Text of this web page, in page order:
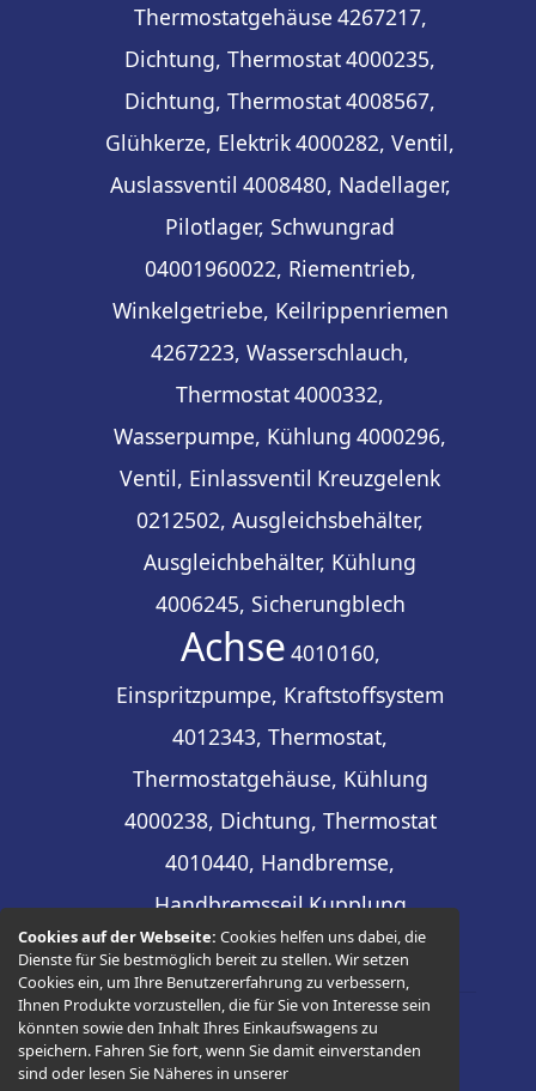
Cookies auf der Webseite:Cookies helfen uns dabei, die
Dienste für Sie bestmöglich bereit zu stellen. Wir setzen
Cookies ein, um Ihre Benutzererfahrung zu verbessern,
Ihnen Produkte vorzustellen, die für Sie von Interesse sein
könnten sowie den Inhalt Ihres Einkaufswagens zu
speichern. Fahren Sie fort, wenn Sie damit einverstanden
sind oder lesen Sie Näheres in unserer
Thermostatgehäuse 4267217,
Dichtung, Thermostat4000235,
Dichtung, Thermostat4008567,
Glühkerze, Elektrik4000282, Ventil,
Auslassventil 4008480, Nadellager,
Pilotlager, Schwungrad
04001960022, Riementrieb,
Winkelgetriebe, Keilrippenriemen
4267223, Wasserschlauch,
Thermostat4000332,
Wasserpumpe, Kühlung 4000296,
Ventil, Einlassventil Kreuzgelenk
0212502, Ausgleichsbehälter,
Ausgleichbehälter, Kühlung
4006245, Sicherungblech
Achse 4010160,
Einspritzpumpe, Kraftstoffsystem
4012343, Thermostat,
Thermostatgehäuse, Kühlung
4000238, Dichtung, Thermostat
4010440, Handbremse,
HandbremsseilKupplung
© 2026 - Thüringer Ersatzteilhandel